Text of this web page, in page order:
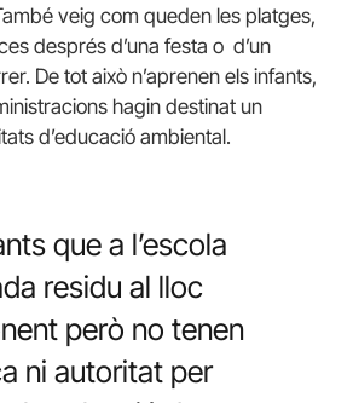
veig com queden les platges,
després d’una festa o d’un
De tot això n’aprenen els infants,
hagin destinat un
d’educació ambiental.
que a l’escola
residu al lloc
però no tenen
ni autoritat per